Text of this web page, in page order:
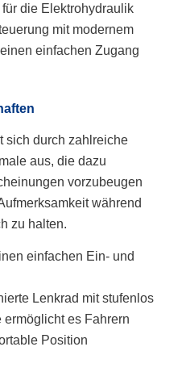
die Elektrohydraulik
mit modernem
einfachen Zugang
sich durch zahlreiche
aus, die dazu
vorzubeugen
während
zu halten.
einfachen Ein- und
Lenkrad mit stufenlos
es Fahrern
Position